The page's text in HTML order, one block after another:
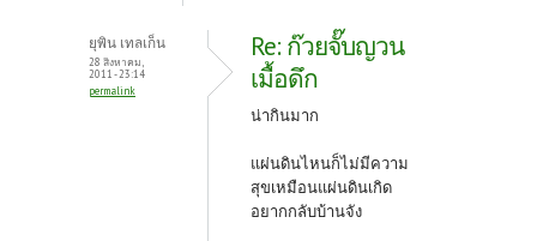
ยุพิน เทลเก็น
28 สิงหาคม,
2011 - 23:14
permalink
Re: ก๊วยจั๊บญวน
เมื้อดึก
น่ากินมาก
แผ่นดินไหนก็ไม่มีความ
สุขเหมือนแผ่นดินเกิด
อยากกลับบ้านจัง